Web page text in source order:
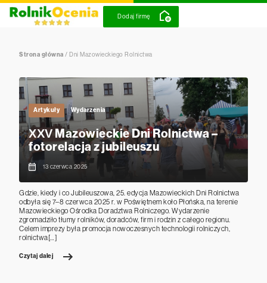
Dodaj firmę
Strona główna / Dni Mazowieckiego Rolnictwa
Artykuły Wydarzenia
XXV Mazowieckie Dni Rolnictwa –
fotorelacja z jubileuszu
13 czerwca 2025
Gdzie, kiedy i co Jubileuszowa, 25. edycja Mazowieckich Dni Rolnictwa
odbyła się 7–8 czerwca 2025 r. w Poświętnem koło Płońska, na terenie
Mazowieckiego Ośrodka Doradztwa Rolniczego. Wydarzenie
zgromadziło tłumy rolników, doradców, firm i rodzin z całego regionu.
Celem imprezy była promocja nowoczesnych technologii rolniczych,
rolnictwa[…]
Czytaj dalej